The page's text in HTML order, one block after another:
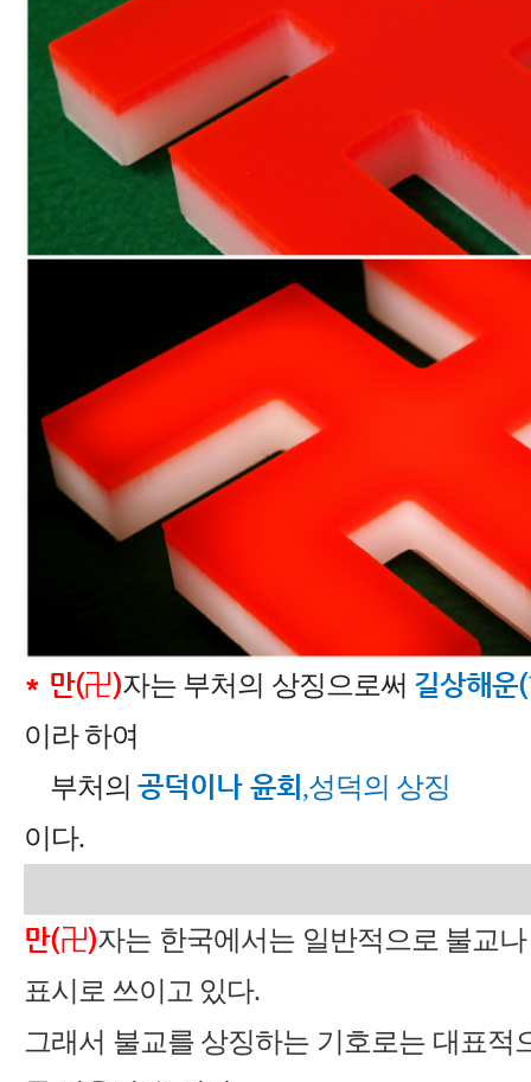
* 만(卍)자는 부처의 상징으로써 길상해
이라 하여
부처의공덕이나 윤회 ,성덕의 상징
이다.
만(卍)자는 한국에서는 일반적으로 불교
표시로 쓰이고 있다.
그래서 불교를 상징하는 기호로는 대표적